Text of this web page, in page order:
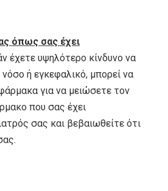
όπως σας έχει
έχετε υψηλότερο κίνδυνο να
ή εγκεφαλικό, μπορεί να
για να μειώσετε τον
που σας έχει
σας και βεβαιωθείτε ότι